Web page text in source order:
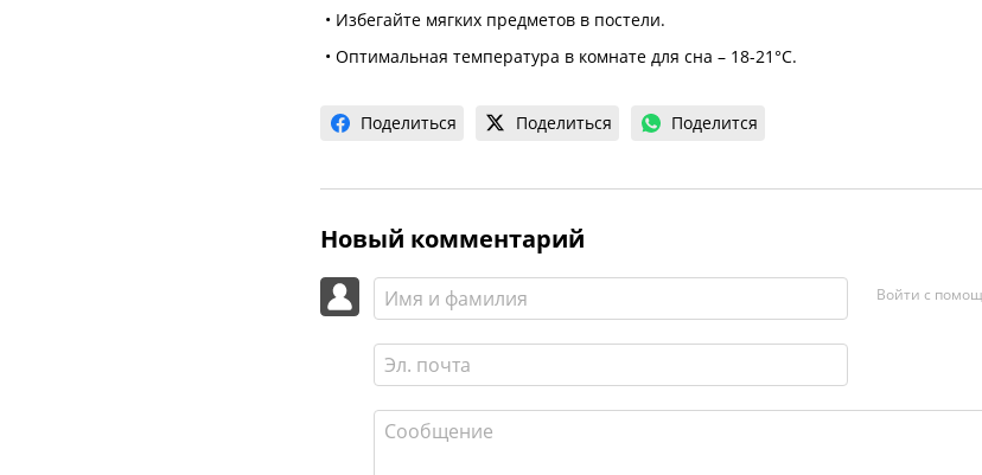
• Избегайте мягких предметов в постели.
• Оптимальная температура в комнате для сна – 18-21°C.
Поделиться Поделиться Поделится
Новый комментарий
Войти с